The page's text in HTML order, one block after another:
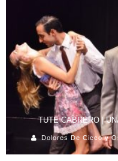
TUTE CABRERO |
Dolores De Cicco y